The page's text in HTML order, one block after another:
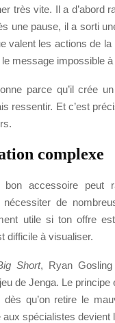
très vite. Il a d’abord
une pause, il a sorti
valent les actions de la
message impossible à
parce qu’il crée
ressentir. Et c’est
complexe
accessoire peut
de
utile si ton offre
difficile à visualiser.
Short, Ryan
de Jenga. Le
qu’on retire le
spécialistes devient